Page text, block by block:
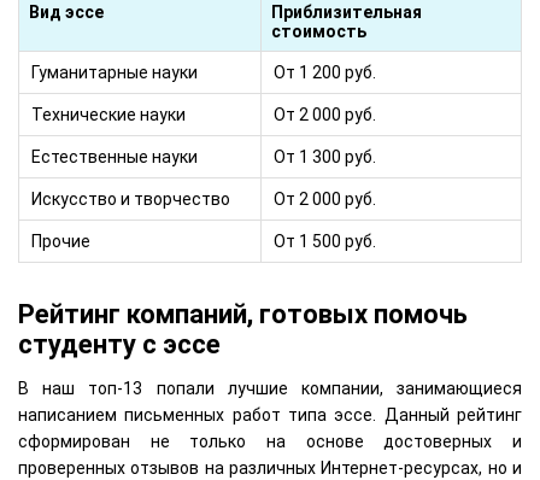
Вид эссе
Приблизительная
стоимость
Гуманитарные науки От 1 200 руб.
Технические науки От 2 000 руб.
Естественные науки От 1 300 руб.
Искусство и творчество От 2 000 руб.
Прочие От 1 500 руб.
Рейтинг компаний, готовых помочь
студенту с эссе
В наш топ-13 попали лучшие компании, занимающиеся
написанием письменных работ типа эссе. Данный рейтинг
сформирован не только на основе достоверных и
проверенных отзывов на различных Интернет-ресурсах, но и